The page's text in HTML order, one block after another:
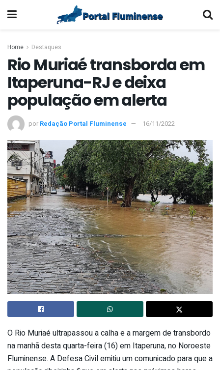
Home Destaques
Rio Muriaé transborda em
Itaperuna-RJ e deixa
população em alerta
por Redação Portal Fluminense 16/11/2022
O Rio Muriaé ultrapassou a calha e a margem de transbordo
na manhã desta quarta-feira (16) em Itaperuna, no Noroeste
Fluminense. A Defesa Civil emitiu um comunicado para que a